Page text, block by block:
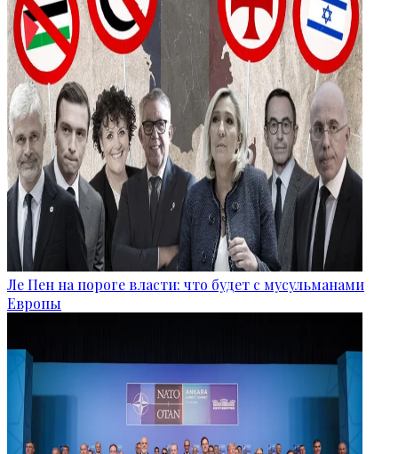
Ле Пен на пороге власти: что будет с мусульманами
Европы